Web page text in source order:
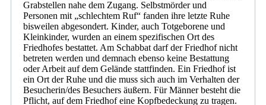
Grabstellen nahe dem Zugang. Selbstmörder und
Personen mit „schlechtem Ruf“ fanden ihre letzte Ruhe
bisweilen abgesondert. Kinder, auch Totgeborene und
Kleinkinder, wurden an einem spezifischen Ort des
Friedhofes bestattet. Am Schabbat darf der Friedhof nicht
betreten werden und demnach ebenso keine Bestattung
oder Arbeit auf dem Gelände stattfinden. Ein Friedhof ist
ein Ort der Ruhe und die muss sich auch im Verhalten der
Besucherin/des Besuchers äußern. Für Männer besteht die
Pflicht, auf dem Friedhof eine Kopfbedeckung zu tragen.